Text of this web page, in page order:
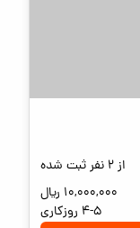
از 2 نفر ثبت شده
10,000,000 ریال
4-5 روزکاری